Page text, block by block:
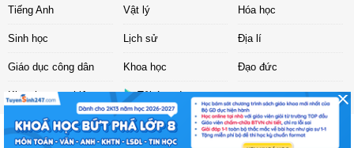
Tiếng Anh Vật lý Hóa học
Sinh học Lịch sử Địa lí
Giáo dục công dân Khoa học Đạo đức
Khoa học tự nhiên Tải ứng dụng
Liên hệ|Chính sách